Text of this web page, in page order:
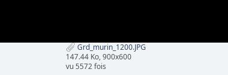
Grd_murin_1200.JPG
147.44 Ko, 900x600
vu 5572 fois